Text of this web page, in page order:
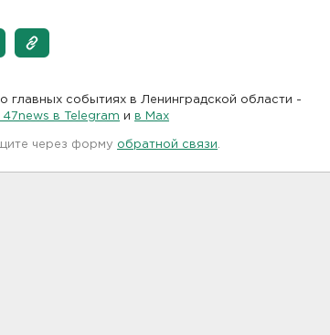
главных событиях в Ленинградской области -
47news в Telegram и в Maх
через форму обратной связи